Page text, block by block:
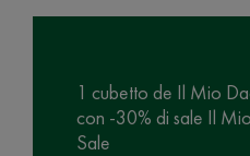
1 cubetto de Il Mio
con -30% di sale Il
Sale